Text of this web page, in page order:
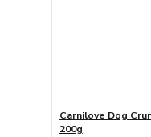
Carnilove Dog
200g